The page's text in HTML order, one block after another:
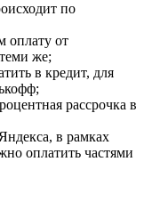
по
оплату от
же;
в кредит, для
рассрочка в
в рамках
оплатить частями